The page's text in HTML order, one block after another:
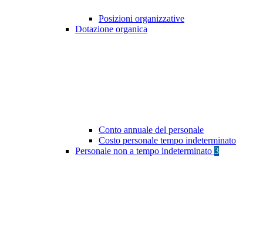
Posizioni organizzative
Dotazione organica
Conto annuale del personale
Costo personale tempo indeterminato
Personale non a tempo indeterminato 3